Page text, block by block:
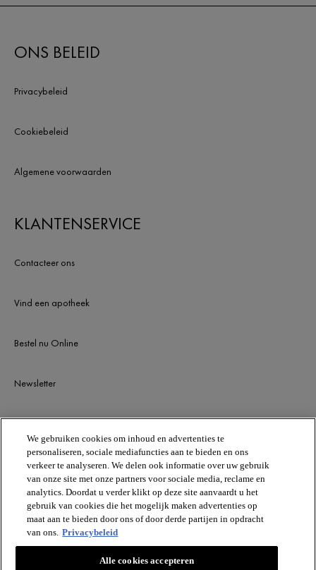
ONS BELEID
Privacybeleid
Cookiebeleid
Algemene voorwaarden
KLANTENSERVICE
Contacteer ons
Vind een apotheek
Bestel nu Online
Newsletter
BLIJF OP DE HOOGTE
VICHY
Vichy France CAI/CAF 03
We gebruiken cookies om inhoud en advertenties te
personaliseren, sociale mediafuncties aan te bieden en ons
verkeer te analyseren. We delen ook informatie over uw gebruik
van onze site met onze partners voor sociale media, reclame en
analytics. Doordat u verder klikt op deze site aanvaardt u het
gebruik van cookies die het mogelijk maken advertenties op
maat aan te bieden door ons of door derde partijen in opdracht
van ons. Privacybeleid
Alle cookies accepteren